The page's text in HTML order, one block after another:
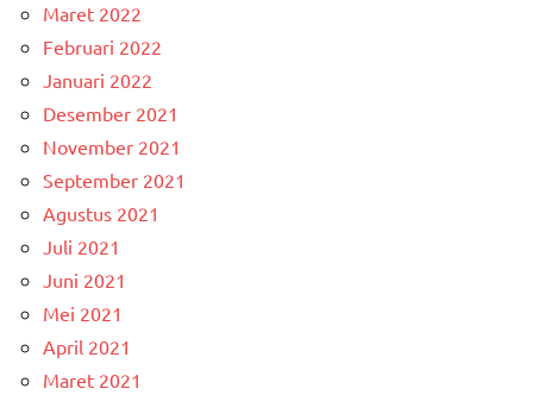
Maret 2022
Februari 2022
Januari 2022
Desember 2021
November 2021
September 2021
Agustus 2021
Juli 2021
Juni 2021
Mei 2021
April 2021
Maret 2021